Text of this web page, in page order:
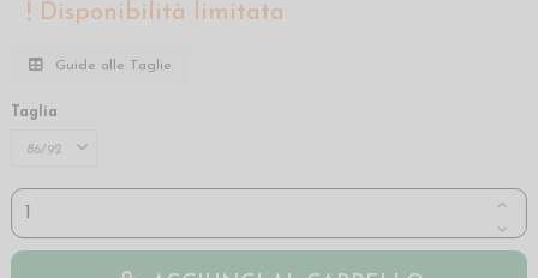
Disponibilità limitata
Guide alle Taglie
Taglia